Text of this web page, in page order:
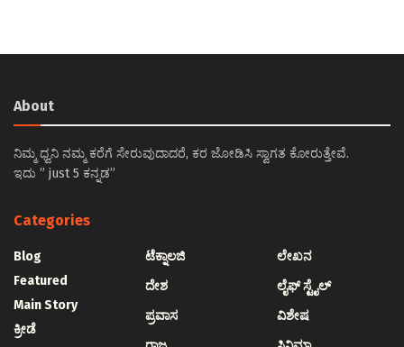
About
ನಿಮ್ಮ ಧ್ವನಿ ನಮ್ಮ ಕರೆಗೆ ಸೇರುವುದಾದರೆ, ಕರ ಜೋಡಿಸಿ ಸ್ವಾಗತ ಕೋರುತ್ತೇವೆ.
ಇದು ” just 5 ಕನ್ನಡ”
Categories
Blog
Featured
Main Story
ಕ್ರೀಡೆ
ಟೆಕ್ನಾಲಜಿ
ದೇಶ
ಪ್ರವಾಸ
ಲೇಖನ
ಲೈಫ್ ಸ್ಟೈಲ್
ವಿಶೇಷ